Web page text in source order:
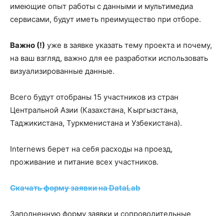
имеющие опыт работы с данными и мультимедиа
сервисами, будут иметь преимущество при отборе.
Важно (!) уже в заявке указать тему проекта и почему,
на ваш взгляд, важно для ее разработки использовать
визуализированные данные.
Всего будут отобраны 15 участников из стран
Центральной Азии (Казахстана, Кыргызстана,
Таджикистана, Туркменистана и Узбекистана).
Internews берет на себя расходы на проезд,
проживание и питание всех участников.
Скачать форму заявки на DataLab
Заполненную форму заявки и сопроводительные